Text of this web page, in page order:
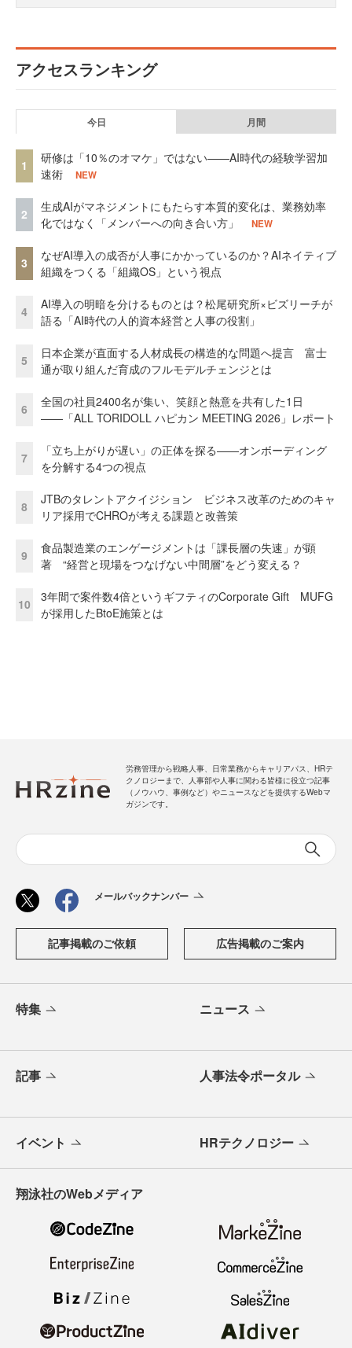
アクセスランキング
今日 月間
1
研修は「10％のオマケ」ではない——AI時代の経験学習加
速術
NEW
2
生成AIがマネジメントにもたらす本質的変化は、業務効率
化ではなく「メンバーへの向き合い方」
NEW
3
なぜAI導入の成否が人事にかかっているのか？AIネイティブ
組織をつくる「組織OS」という視点
4
AI導入の明暗を分けるものとは？松尾研究所×ビズリーチが
語る「AI時代の人的資本経営と人事の役割」
5
日本企業が直面する人材成長の構造的な問題へ提言 富士
通が取り組んだ育成のフルモデルチェンジとは
6
全国の社員2400名が集い、笑顔と熱意を共有した1日
――「ALL TORIDOLL ハピカン MEETING 2026」レポート
7
「立ち上がりが遅い」の正体を探る——オンボーディング
を分解する4つの視点
8
JTBのタレントアクイジション ビジネス改革のためのキャ
リア採用でCHROが考える課題と改善策
9
食品製造業のエンゲージメントは「課長層の失速」が顕
著 “経営と現場をつなげない中間層”をどう変える？
10
3年間で案件数4倍というギフティのCorporate Gift MUFG
が採用したBtoE施策とは
労務管理から戦略人事、日常業務からキャリアパス、HRテ
クノロジーまで、人事部や人事に関わる皆様に役立つ記事
（ノウハウ、事例など）やニュースなどを提供するWebマ
ガジンです。
メールバックナンバー
記事掲載のご依頼 広告掲載のご案内
特集 ニュース
記事 人事法令ポータル
イベント HRテクノロジー
翔泳社のWebメディア